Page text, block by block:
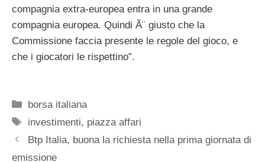
compagnia extra-europea entra in una grande
compagnia europea. Quindi Ã¨ giusto che la
Commissione faccia presente le regole del gioco, e
che i giocatori le rispettino”.
Categorie
borsa italiana
Tag
investimenti, piazza affari
Btp Italia, buona la richiesta nella prima giornata di
emissione